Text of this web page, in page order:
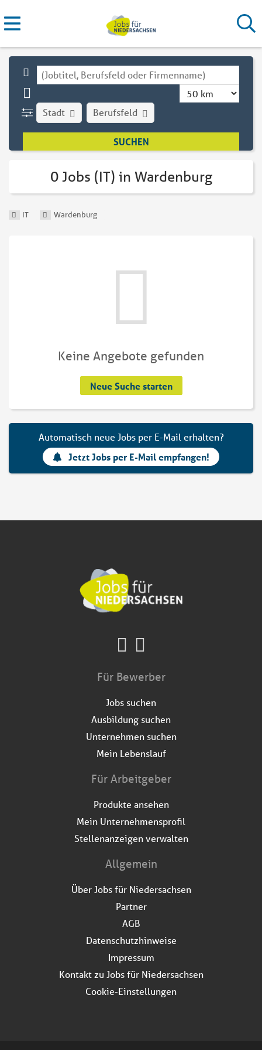
Stadt Berufsfeld
0 Jobs (IT) in Wardenburg
IT Wardenburg
Keine Angebote gefunden
Neue Suche starten
Automatisch neue Jobs per E-Mail erhalten?
Jetzt Jobs per E-Mail empfangen!
Für Bewerber
Jobs suchen
Ausbildung suchen
Unternehmen suchen
Mein Lebenslauf
Für Arbeitgeber
Produkte ansehen
Mein Unternehmensprofil
Stellenanzeigen verwalten
Allgemein
Über Jobs für Niedersachsen
Partner
AGB
Datenschutzhinweise
Impressum
Kontakt zu Jobs für Niedersachsen
Cookie-Einstellungen